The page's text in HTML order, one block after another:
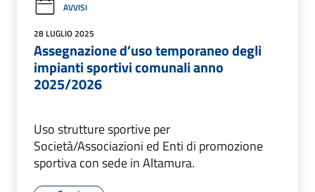
AVVISI
28 LUGLIO 2025
Assegnazione d’uso temporaneo degli
impianti sportivi comunali anno
2025/2026
Uso strutture sportive per
Società/Associazioni ed Enti di promozione
sportiva con sede in Altamura.